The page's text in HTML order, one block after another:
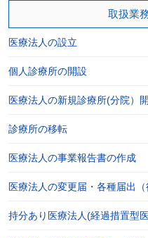
取扱業
医療法人の設立
個人診療所の開設
医療法人の新規診療所(分院）
診療所の移転
医療法人の事業報告書の作成
医療法人の変更届・各種届出（
持分あり医療法人(経過措置型